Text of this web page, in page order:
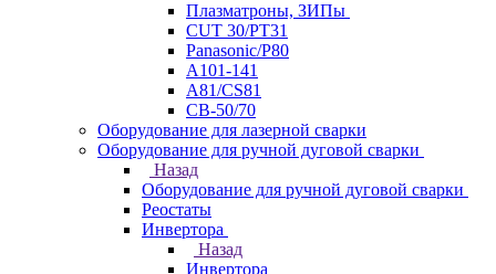
Плазматроны, ЗИПы
CUT 30/PT31
Panasonic/P80
А101-141
А81/CS81
СВ-50/70
Оборудование для лазерной сварки
Оборудование для ручной дуговой сварки
Назад
Оборудование для ручной дуговой сварки
Реостаты
Инвертора
Назад
Инвертора